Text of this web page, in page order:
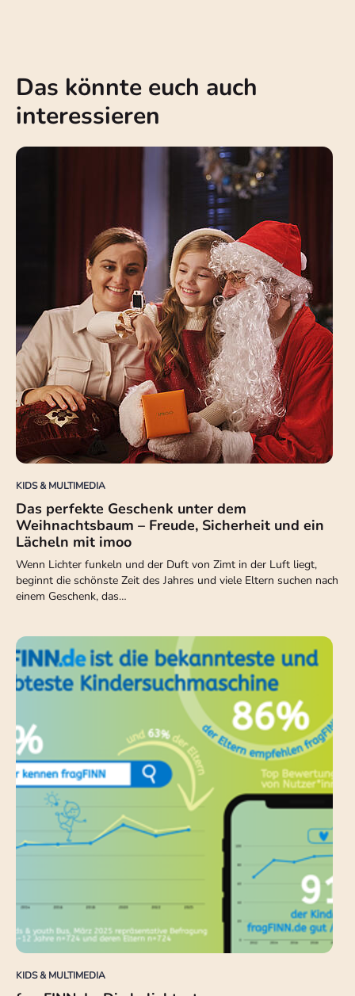
Das könnte euch auch
interessieren
KIDS & MULTIMEDIA
Das perfekte Geschenk unter dem
Weihnachtsbaum – Freude, Sicherheit und ein
Lächeln mit imoo
Wenn Lichter funkeln und der Duft von Zimt in der Luft liegt,
beginnt die schönste Zeit des Jahres und viele Eltern suchen nach
einem Geschenk, das…
KIDS & MULTIMEDIA